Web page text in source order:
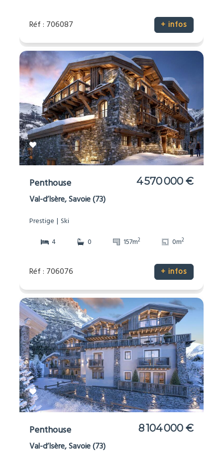
Réf : 706087 + infos
Penthouse 4 570 000 €
Val-d’Isère, Savoie (73)
Prestige
Ski
4
0 157m2 0m2
Réf : 706076 + infos
Penthouse 8 104 000 €
Val-d’Isère, Savoie (73)